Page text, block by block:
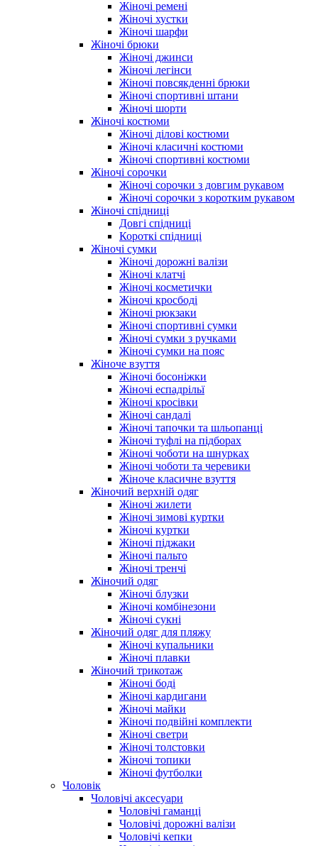
Жіночі ремені
Жіночі хустки
Жіночі шарфи
Жіночі брюки
Жіночі джинси
Жіночі легінси
Жіночі повсякденні брюки
Жіночі спортивні штани
Жіночі шорти
Жіночі костюми
Жіночі ділові костюми
Жіночі класичні костюми
Жіночі спортивні костюми
Жіночі сорочки
Жіночі сорочки з довгим рукавом
Жіночі сорочки з коротким рукавом
Жіночі спідниці
Довгі спідниці
Короткі спідниці
Жіночі сумки
Жіночі дорожні валізи
Жіночі клатчі
Жіночі косметички
Жіночі кросбоді
Жіночі рюкзаки
Жіночі спортивні сумки
Жіночі сумки з ручками
Жіночі сумки на пояс
Жіноче взуття
Жіночі босоніжки
Жіночі еспадрільї
Жіночі кросівки
Жіночі сандалі
Жіночі тапочки та шльопанці
Жіночі туфлі на підборах
Жіночі чоботи на шнурках
Жіночі чоботи та черевики
Жіноче класичне взуття
Жіночий верхній одяг
Жіночі жилети
Жіночі зимові куртки
Жіночі куртки
Жіночі піджаки
Жіночі пальто
Жіночі тренчі
Жіночий одяг
Жіночі блузки
Жіночі комбінезони
Жіночі сукні
Жіночий одяг для пляжу
Жіночі купальники
Жіночі плавки
Жіночий трикотаж
Жіночі боді
Жіночі кардигани
Жіночі майки
Жіночі подвійні комплекти
Жіночі светри
Жіночі толстовки
Жіночі топики
Жіночі футболки
Чоловік
Чоловічі аксесуари
Чоловічі гаманці
Чоловічі дорожні валізи
Чоловічі кепки